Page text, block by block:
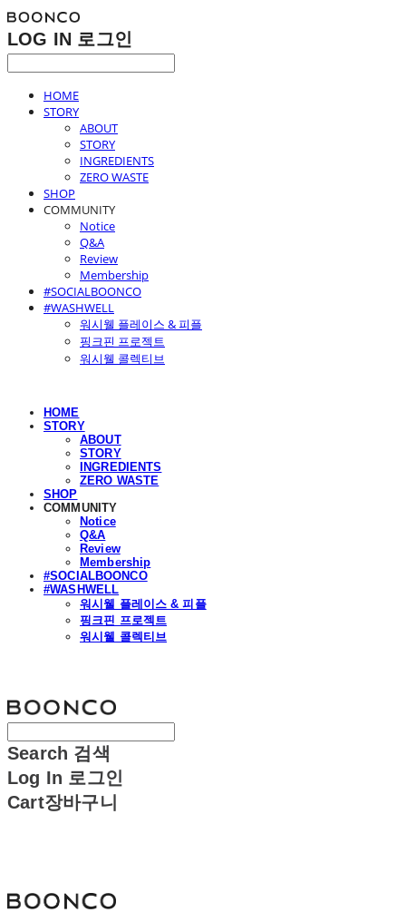
LOG IN 로그인
HOME
STORY
ABOUT
STORY
INGREDIENTS
ZERO WASTE
SHOP
COMMUNITY
Notice
Q&A
Review
Membership
#SOCIALBOONCO
#WASHWELL
워시웰 플레이스 & 피플
핑크핀 프로젝트
워시웰 콜렉티브
HOME
STORY
ABOUT
STORY
INGREDIENTS
ZERO WASTE
SHOP
COMMUNITY
Notice
Q&A
Review
Membership
#SOCIALBOONCO
#WASHWELL
워시웰 플레이스 & 피플
핑크핀 프로젝트
워시웰 콜렉티브
Search 검색
Log In 로그인
Cart장바구니